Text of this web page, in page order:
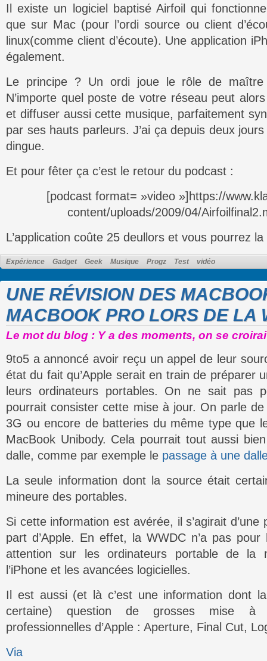
Il existe un logiciel baptisé Airfoil qui
que sur Mac (pour l’ordi source ou client
linux(comme client d’écoute). Une application
également.
Le principe ? Un ordi joue le rôle de
N’importe quel poste de votre réseau peut
et diffuser aussi cette musique, parfaitement
par ses hauts parleurs. J’ai ça depuis deux
dingue.
Et pour fêter ça c’est le retour du podcast :
[podcast format= »video »]https://
content/uploads/2009/04/
L’application coûte 25 deullors et vous pourrez
Expérience Gadget Geek Musique Progz Test vidéo
UNE RÉVISION DES
MACBOOK PRO LORS DE LA
Le mot du blog : Y a des moments, on se
9to5 a annoncé avoir reçu un appel de leur
état du fait qu’Apple serait en train de préparer
leurs ordinateurs portables. On ne sait pas
pourrait consister cette mise à jour. On parle de
3G ou encore de batteries du même type que
MacBook Unibody. Cela pourrait tout aussi
dalle, comme par exemple le passage à une
La seule information dont la source était
mineure des portables.
Si cette information est avérée, il s’agirait
part d’Apple. En effet, la WWDC n’a pas
attention sur les ordinateurs portable de la
l’iPhone et les avancées logicielles.
Il est aussi (et là c’est une information dont
certaine) question de grosses mise à
professionnelles d’Apple : Aperture, Final Cut,
Via